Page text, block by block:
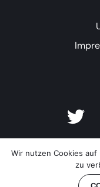
Wir nutzen Cookies
zu